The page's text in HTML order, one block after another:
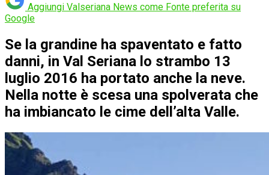
Aggiungi Valseriana News come Fonte preferita su
Google
Se la grandine ha spaventato e fatto
danni, in Val Seriana lo strambo 13
luglio 2016 ha portato anche la neve.
Nella notte è scesa una spolverata che
ha imbiancato le cime dell’alta Valle.